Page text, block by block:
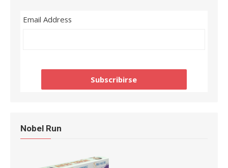
Email Address
Nobel Run